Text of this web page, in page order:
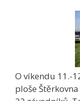
O víkendu 11.-
ploše